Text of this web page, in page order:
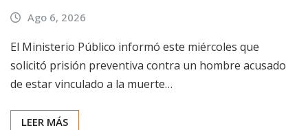
Ago 6, 2026
El Ministerio Público informó este miércoles que
solicitó prisión preventiva contra un hombre acusado
de estar vinculado a la muerte…
LEER MÁS